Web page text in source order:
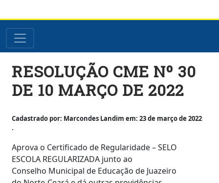
content
RESOLUÇÃO CME Nº 30
DE 10 MARÇO DE 2022
Cadastrado por: Marcondes Landim em: 23 de março de 2022
.
Aprova o Certificado de Regularidade – SELO
ESCOLA REGULARIZADA junto ao
Conselho Municipal de Educação de Juazeiro